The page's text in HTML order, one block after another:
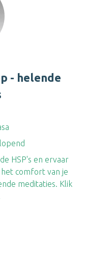
- helende
HSP's en ervaar
het comfort van je
meditaties. Klik